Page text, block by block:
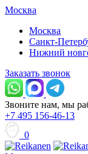
Москва
Москва
Санкт-
Нижний
Заказать звонок
Звоните нам, мы
+7 495 156-46-13
0